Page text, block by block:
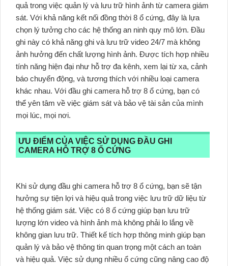
quả trong việc quản lý và lưu trữ hình ảnh từ camera giám
sát. Với khả năng kết nối đồng thời 8 ổ cứng, đây là lựa
chọn lý tưởng cho các hệ thống an ninh quy mô lớn. Đầu
ghi này có khả năng ghi và lưu trữ video 24/7 mà không
ảnh hưởng đến chất lượng hình ảnh. Được tích hợp nhiều
tính năng hiện đại như hỗ trợ đa kênh, xem lại từ xa, cảnh
báo chuyển động, và tương thích với nhiều loại camera
khác nhau. Với đầu ghi camera hỗ trợ 8 ổ cứng, bạn có
thể yên tâm về việc giám sát và bảo vệ tài sản của mình
mọi lúc, mọi nơi.
ƯU ĐIỂM CỦA VIỆC SỬ DỤNG ĐẦU GHI
CAMERA HỖ TRỢ 8 Ổ CỨNG
Khi sử dụng đầu ghi camera hỗ trợ 8 ổ cứng, bạn sẽ tận
hưởng sự tiện lợi và hiệu quả trong việc lưu trữ dữ liệu từ
hệ thống giám sát. Việc có 8 ổ cứng giúp bạn lưu trữ
lượng lớn video và hình ảnh mà không phải lo lắng về
không gian lưu trữ. Thiết kế tích hợp thông minh giúp bạn
quản lý và bảo vệ thông tin quan trọng một cách an toàn
và hiệu quả. Việc sử dụng nhiều ổ cứng cũng nâng cao độ